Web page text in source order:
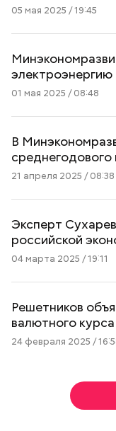
05 мая 2025 / 19:45
электроэнергию
01 мая 2025 / 08:48
В
21 апреля 2025 / 08:38
Эксперт
российской
04 марта 2025 / 19:11
Решетников
валютного
24 февраля 2025 /